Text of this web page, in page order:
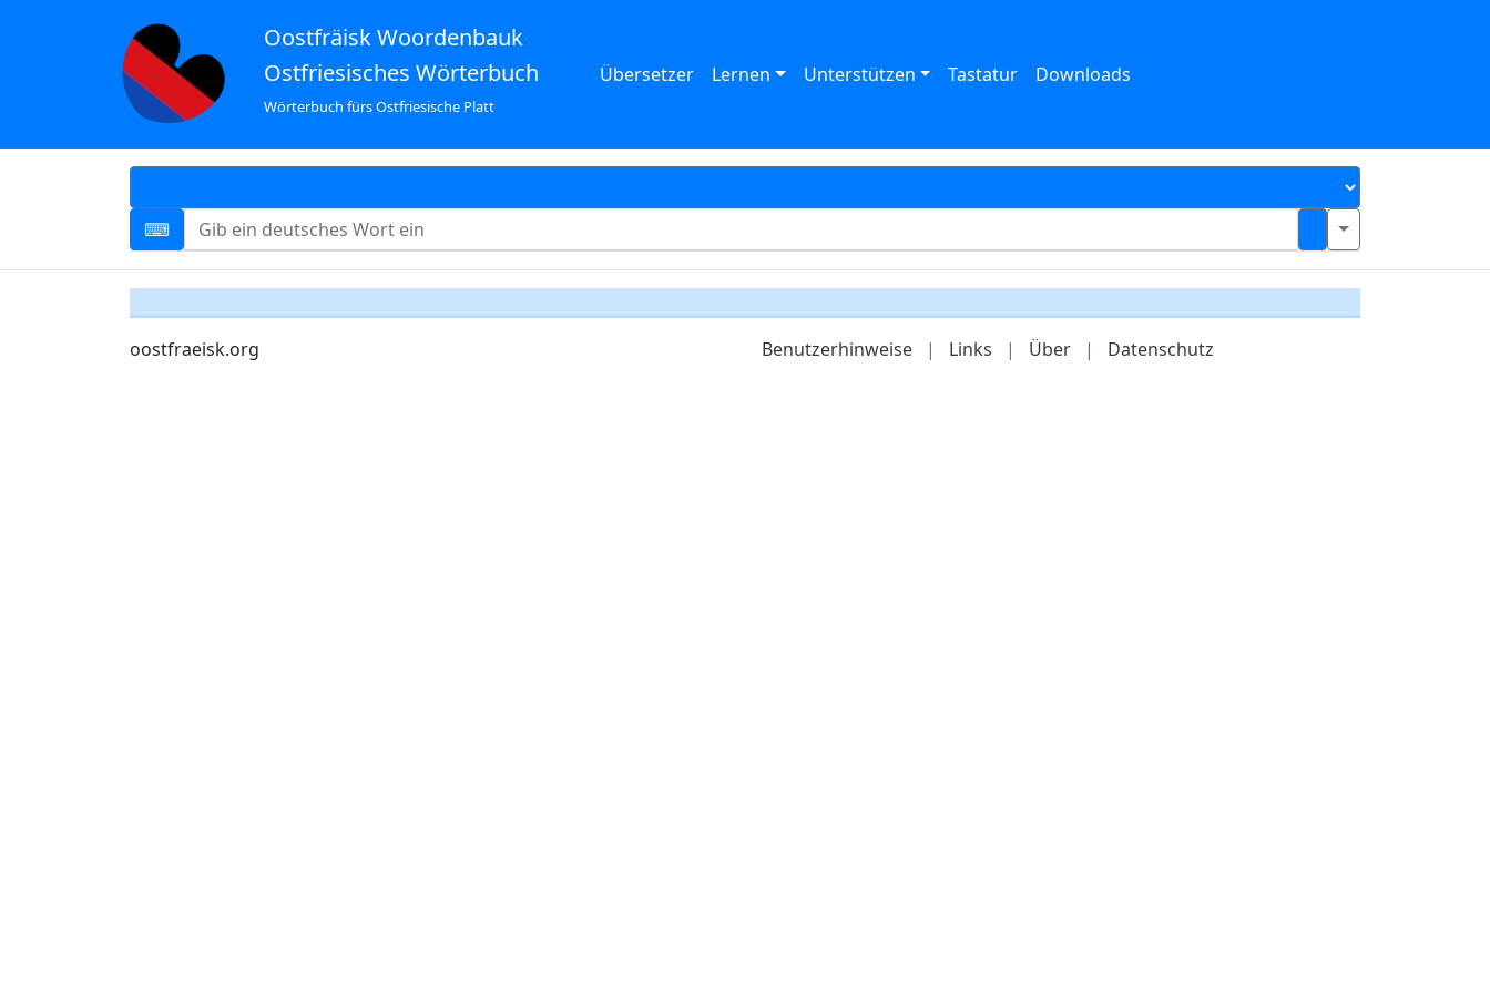
Oostfräisk Woordenbauk
Ostfriesisches Wörterbuch
Wörterbuch fürs Ostfriesische Platt
Übersetzer Lernen Unterstützen Tastatur Downloads
oostfraeisk.org Benutzerhinweise | Links | Über | Datenschutz